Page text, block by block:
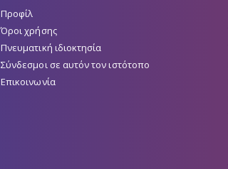
Προφίλ
Όροι χρήσης
Πνευματική ιδιοκτησία
Σύνδεσμοι σε αυτόν τον ιστότοπο
Επικοινωνία